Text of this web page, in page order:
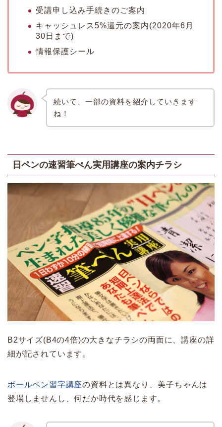
受講申し込み手続きのご案内
キャッシュレス5%還元の案内(2020年6月
30日まで)
情報保護シール
続いて、一部の資料を紹介していきます
ね！
日ペンの速習筆ぺん実用講座の案内チラシ
B2サイズ(B4の4倍)の大きなチラシの両面に、講座の詳
細が記されています。
ボールペン習字講座の資料とは異なり、 美子ちゃんは
登場しませんし、何だか時代を感じます。